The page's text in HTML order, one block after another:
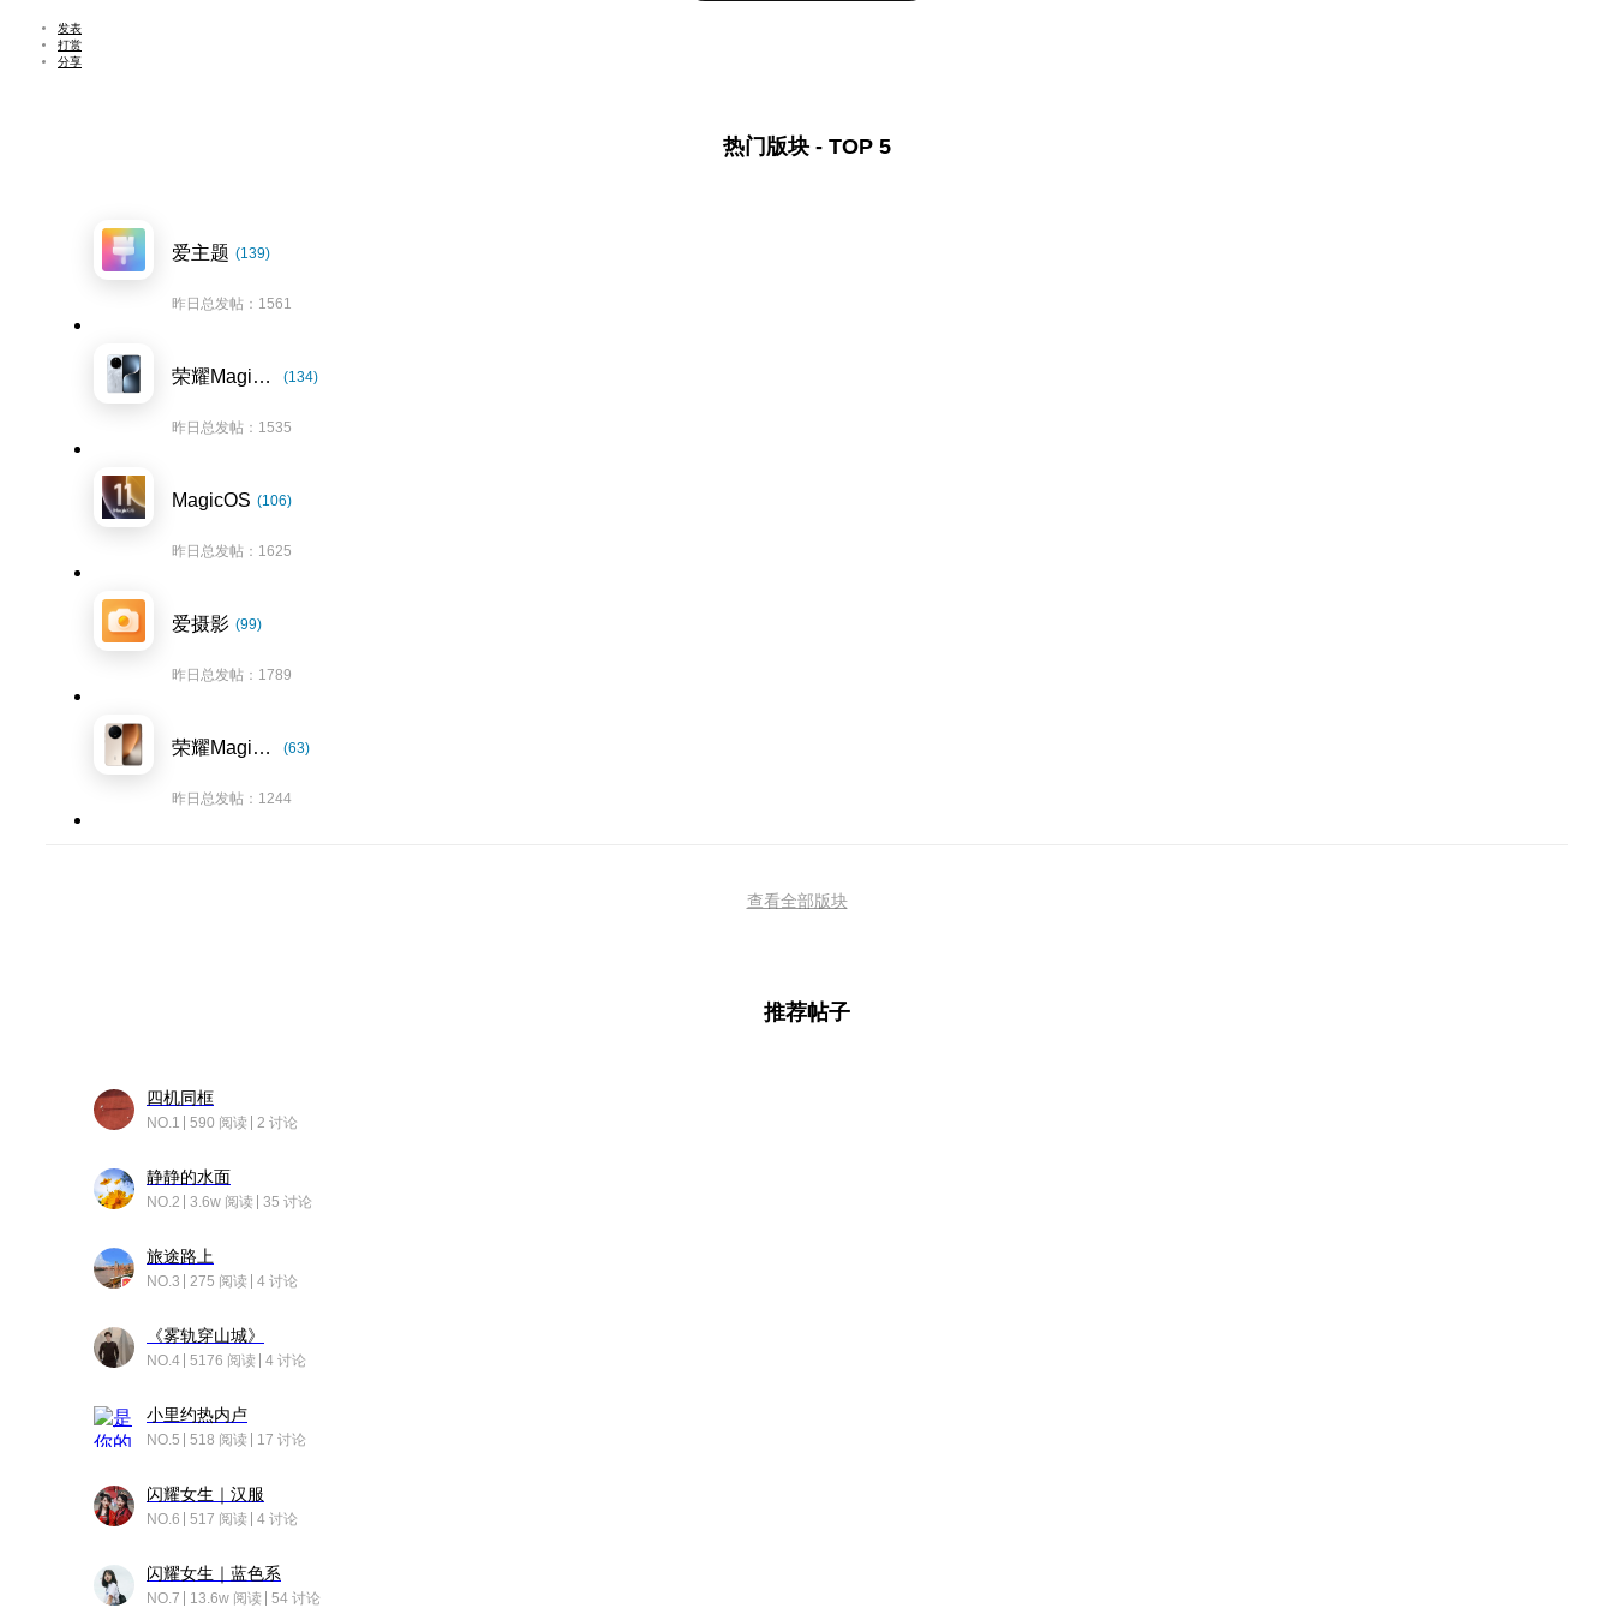
发表
打赏
分享
热门版块 - TOP 5
爱主题 (139)
昨日总发帖：1561
荣耀Magic7系列 (134)
昨日总发帖：1535
MagicOS (106)
昨日总发帖：1625
爱摄影 (99)
昨日总发帖：1789
荣耀Magic8系列 (63)
昨日总发帖：1244
查看全部版块
推荐帖子
四机同框
NO.1 590 阅读 2 讨论
静静的水面
NO.2 3.6w 阅读 35 讨论
旅途路上
NO.3 275 阅读 4 讨论
《雾轨穿山城》
NO.4 5176 阅读 4 讨论
小里约热内卢
NO.5 518 阅读 17 讨论
闪耀女生｜汉服
NO.6 517 阅读 4 讨论
闪耀女生｜蓝色系
NO.7 13.6w 阅读 54 讨论